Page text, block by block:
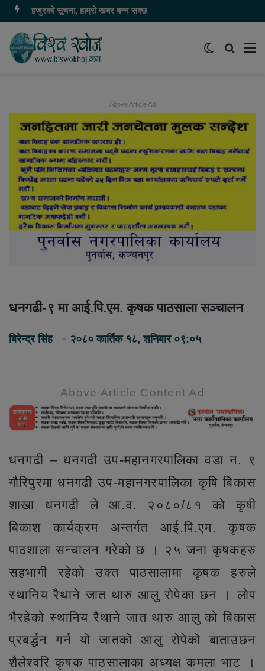
हजुरको सूचना, हाम्रो खबर बन्न सक्छ
समाचार
Switch
Above Article Ad
धनगढी-९ मा आई.पि.एम. कृषक पाठसाला सञ्चालन
बिरेन्द्र सिंह २०८० कार्तिक १८, शनिबार ०९:०५
Above Article Content Ad
धनगढी – धनगढी उप-महानगरपालिका वडा न. ९
गौरिपुरमा धनगढी उप-महानगरपालिका कृषि बिकास
शाखा धनगढी ले आ.व. २०८०/८१ को कृषी
बिकाश कार्यक्रम अन्तर्गत आई.पि.एम. कृषक
पाठशाला सन्चालन गरेको छ । २५ जना कृषकहरु
सहभागी रहेको उक्त पाठसालामा कृषक हरुले
स्थानिय रैथाने जात थारु आलु रोपेका छन । लोप
भैरहेको स्थानिय रैथाने जात थारु आलु को बिकास
प्रबर्द्धन गर्न यो जातको आलु रोपेको बाताउछन
शैलेश्वरि कृषक पाठसालाका अध्यक्ष कमला भाट ।